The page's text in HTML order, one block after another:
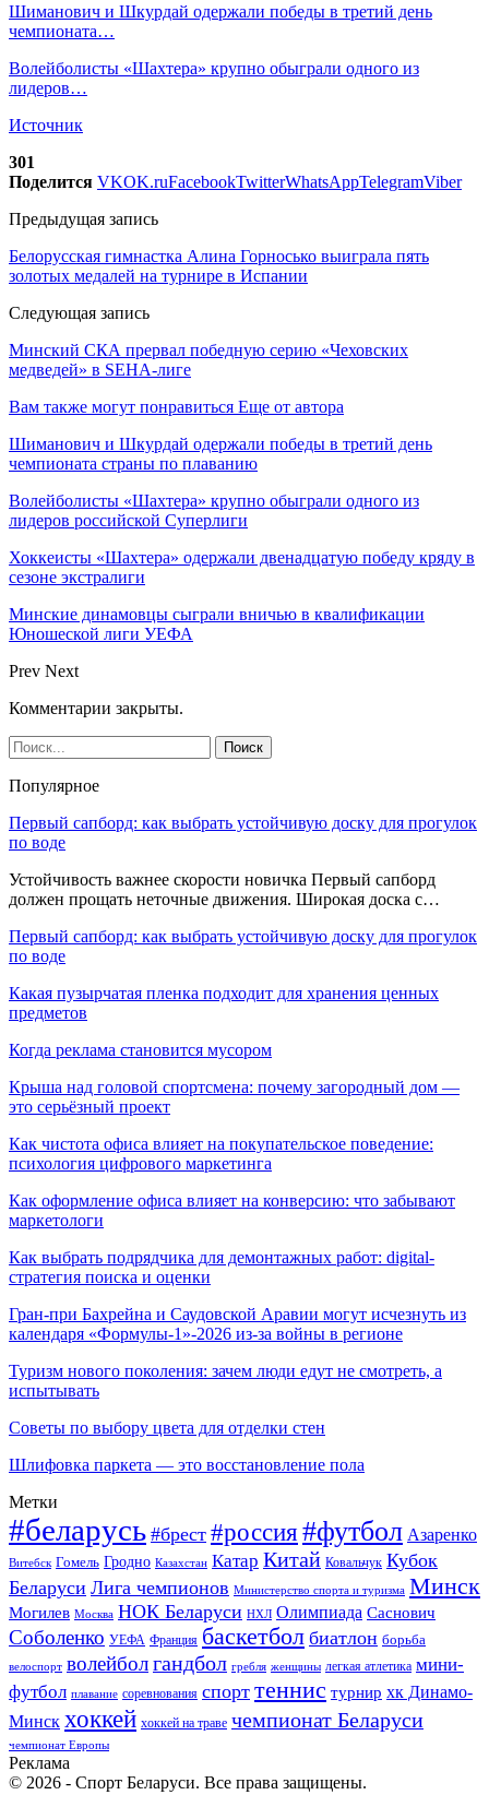
Шиманович и Шкурдай одержали победы в третий день
чемпионата…
Волейболисты «Шахтера» крупно обыграли одного из
лидеров…
Источник
301
Поделится VKOK.ruFacebookTwitterWhatsAppTelegramViber
Предыдущая запись
Белорусская гимнастка Алина Горносько выиграла пять
золотых медалей на турнире в Испании
Следующая запись
Минский СКА прервал победную серию «Чеховских
медведей» в SEHA-лиге
Вам также могут понравиться Еще от автора
Шиманович и Шкурдай одержали победы в третий день
чемпионата страны по плаванию
Волейболисты «Шахтера» крупно обыграли одного из
лидеров российской Суперлиги
Хоккеисты «Шахтера» одержали двенадцатую победу кряду в
сезоне экстралиги
Минские динамовцы сыграли вничью в квалификации
Юношеской лиги УЕФА
Prev Next
Комментарии закрыты.
Популярное
Первый сапборд: как выбрать устойчивую доску для прогулок
по воде
Устойчивость важнее скорости новичка Первый сапборд
должен прощать неточные движения. Широкая доска с…
Первый сапборд: как выбрать устойчивую доску для прогулок
по воде
Какая пузырчатая пленка подходит для хранения ценных
предметов
Когда реклама становится мусором
Крыша над головой спортсмена: почему загородный дом —
это серьёзный проект
Как чистота офиса влияет на покупательское поведение:
психология цифрового маркетинга
Как оформление офиса влияет на конверсию: что забывают
маркетологи
Как выбрать подрядчика для демонтажных работ: digital-
стратегия поиска и оценки
Гран-при Бахрейна и Саудовской Аравии могут исчезнуть из
календаря «Формулы-1»-2026 из-за войны в регионе
Туризм нового поколения: зачем люди едут не смотреть, а
испытывать
Советы по выбору цвета для отделки стен
Шлифовка паркета — это восстановление пола
Метки
#беларусь #брест #россия#футбол Азаренко
Витебск Гомель Гродно Казахстан Катар Китай Ковальчук Кубок
Беларуси Лига чемпионов Министерство спорта и туризма Минск
Могилев Москва НОК Беларуси НХЛ Олимпиада Саснович
Соболенко УЕФА Франция баскетбол биатлон борьба
велоспорт волейболгандбол гребля женщины легкая атлетика мини-
футбол плавание соревнования спорт теннис турнир хк Динамо-
Минск хоккей хоккей на траве чемпионат Беларуси
чемпионат Европы
Реклама
© 2026 - Спорт Беларуси. Все права защищены.